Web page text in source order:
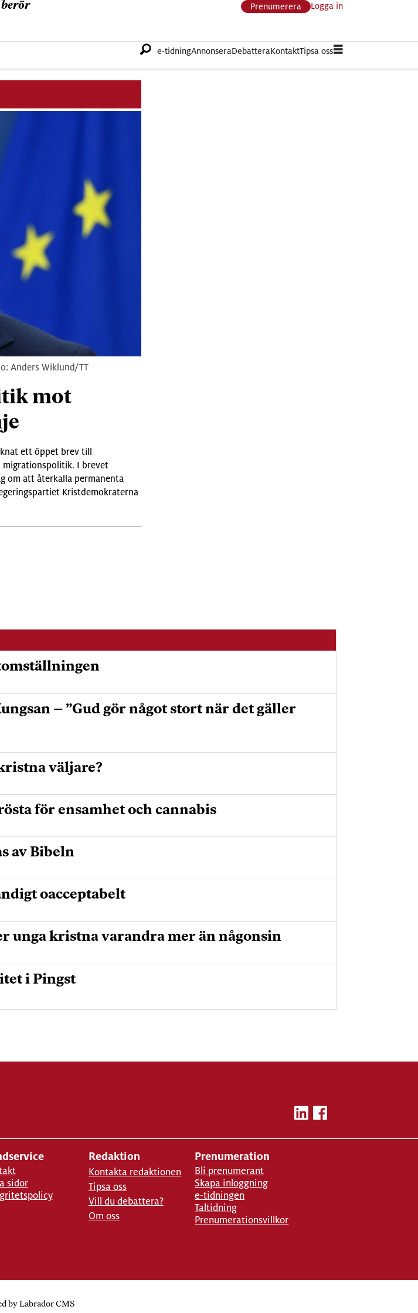
berör Prenumerera Logga in
e-tidningAnnonseraDebatteraKontaktTipsa oss
Anders Wiklund/TT
mot
ett öppet brev till
migrationspolitik. I brevet
om att återkalla permanenta
Kristdemokraterna
– ”Gud gör något stort när det gäller
väljare?
för ensamhet och cannabis
av Bibeln
oacceptabelt
unga kristna varandra mer än någonsin
i Pingst
sidor
Redaktion
Kontakta redaktionen
Tipsa oss
Vill du debattera?
Om oss
Prenumeration
Bli prenumerant
Skapa inloggning
e-tidningen
Taltidning
Prenumerationsvillkor
by Labrador CMS